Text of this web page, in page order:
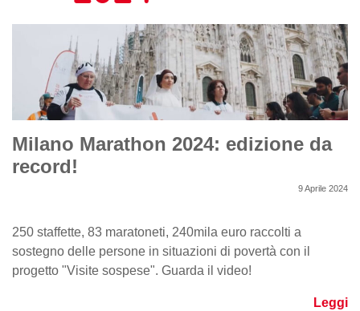
Milano Marathon 2024: edizione da
record!
9 Aprile 2024
250 staffette, 83 maratoneti, 240mila euro raccolti a
sostegno delle persone in situazioni di povertà con il
progetto "Visite sospese". Guarda il video!
Leggi